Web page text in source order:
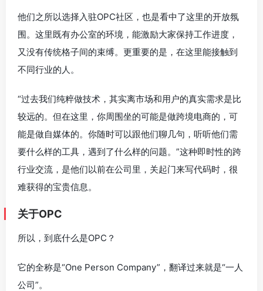
他们之所以选择入驻OPC社区，也是看中了这里的开放氛
围。这里既有办公室的环境，能激励大家保持工作进度，
又没有传统格子间的束缚。更重要的是，在这里能接触到
不同行业的人。
“过去我们纯粹做技术，其实离市场和用户的真实需求是比
较远的。但在这里，你周围坐的可能是做跨境电商的，可
能是做自媒体的。你随时可以跟他们聊几句，听听他们需
要什么样的工具，遇到了什么样的问题。”这种即时性的跨
行业交流，是他们以前在公司里，关起门来写代码时，很
难获得的宝贵信息。
关于OPC
所以，到底什么是OPC？
它的全称是“One Person Company”，翻译过来就是“一人
公司”。